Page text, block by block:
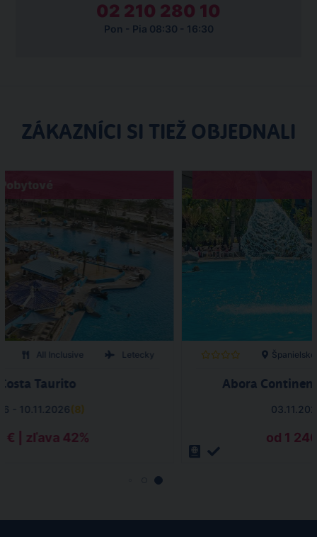
02 210 280 10
Pon - Pia 08:30 - 16:30
ZÁKAZNÍCI SI TIEŽ OBJEDNALI
All Inclusive Letecky
Taurito
- 10.11.2026(8)
€ | zľava 42%
Španielsko
Abora
od 1